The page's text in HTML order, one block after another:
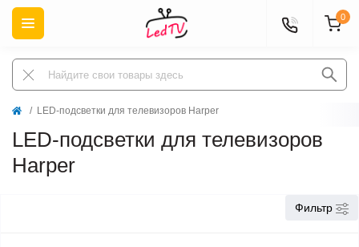
0
LED-подсветки для телевизоров Harper
LED-подсветки для телевизоров
Harper
Фильтр